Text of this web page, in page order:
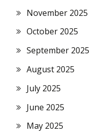
November 2025
October 2025
September 2025
August 2025
July 2025
June 2025
May 2025